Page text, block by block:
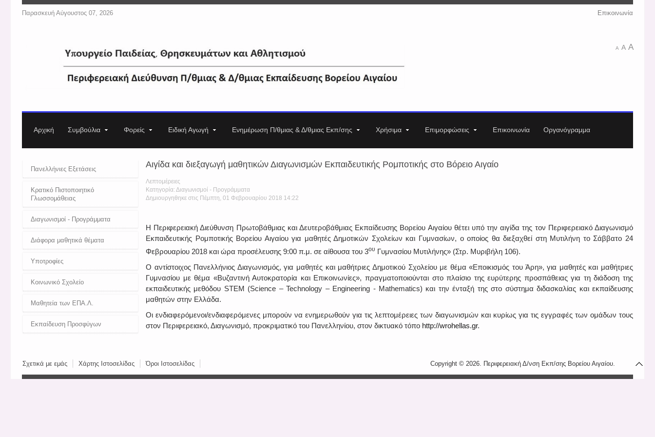
Παρασκευή Αύγουστος 07, 2026 Επικοινωνία
A A A
Αρχική Συμβούλια Φορείς Ειδική Αγωγή Ενημέρωση Π/θμιας & Δ/θμιας Εκπ/σης Χρήσιμα Επιμορφώσεις Επικοινωνία Οργανόγραμμα
Αιγίδα και διεξαγωγή μαθητικών Διαγωνισμών Εκπαιδευτικής Ρομποτικής στo Βόρειο Αιγαίο
Λεπτομέρειες
Κατηγορία: Διαγωνισμοί - Προγράμματα
Δημιουργηθηκε στις Πέμπτη, 01 Φεβρουαρίου 2018 14:22
Η Περιφερειακή Διεύθυνση Πρωτοβάθμιας και Δευτεροβάθμιας Εκπαίδευσης Βορείου Αιγαίου θέτει υπό την αιγίδα της τον Περιφερειακό Διαγωνισμό
Εκπαιδευτικής Ρομποτικής Βορείου Αιγαίου για μαθητές Δημοτικών Σχολείων και Γυμνασίων, ο οποίος θα διεξαχθεί στη Μυτιλήνη το Σάββατο 24
Φεβρουαρίου 2018 και ώρα προσέλευσης 9:00 π.μ. σε αίθουσα του 3ου Γυμνασίου Μυτιλήνης» (Στρ. Μυριβήλη 106).
Ο αντίστοιχος Πανελλήνιος Διαγωνισμός, για μαθητές και μαθήτριες Δημοτικού Σχολείου με θέμα «Εποικισμός του Άρη», για μαθητές και μαθήτριες
Γυμνασίου με θέμα «Βυζαντινή Αυτοκρατορία και Επικοινωνίες», πραγματοποιούνται στο πλαίσιο της ευρύτερης προσπάθειας για τη διάδοση της
εκπαιδευτικής μεθόδου STEM (Science – Technology – Engineering - Mathematics) και την ένταξή της στο σύστημα διδασκαλίας και εκπαίδευσης
μαθητών στην Ελλάδα.
Οι ενδιαφερόμενοι/ενδιαφερόμενες μπορούν να ενημερωθούν για τις λεπτομέρειες των διαγωνισμών και κυρίως για τις εγγραφές των ομάδων τους
στον Περιφερειακό, Διαγωνισμό, προκριματικό του Πανελληνίου, στον δικτυακό τόπο http://wrohellas.gr.
Πανελλήνιες Εξετάσεις
Κρατικό Πιστοποιητικό
Γλωσσομάθειας
Διαγωνισμοί - Προγράμματα
Διάφορα μαθητικά θέματα
Υποτροφίες
Κοινωνικό Σχολείο
Μαθητεία των ΕΠΑ.Λ.
Εκπαίδευση Προσφύγων
Copyright © 2026. Περιφερειακή Δ/νση Εκπ/σης Βορείου Αιγαίου.
Σχετικά με εμάς Χάρτης Ιστοσελίδας Όροι Ιστοσελίδας